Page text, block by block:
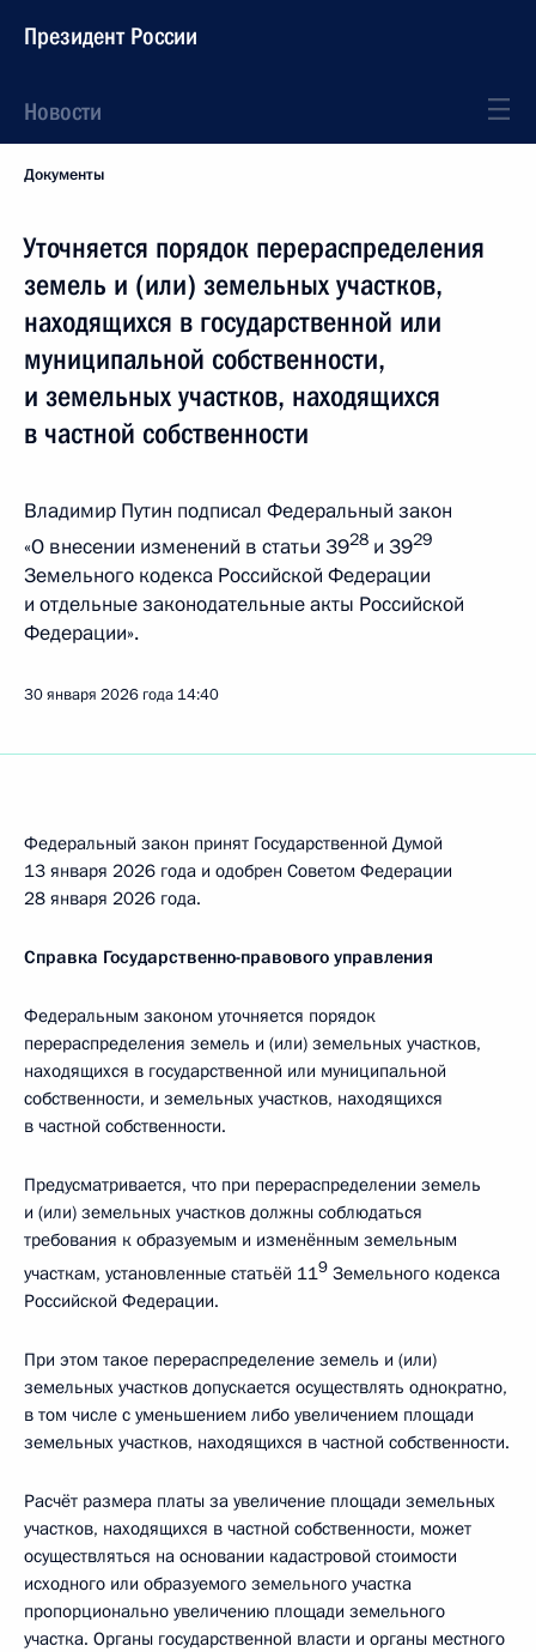
Президент России
Новости
Документы
Уточняется порядок перераспределения
земель и (или) земельных участков,
находящихся в государственной или
муниципальной собственности,
и земельных участков, находящихся
в частной собственности
Владимир Путин подписал Федеральный закон
«О внесении изменений в статьи 3928 и 3929
Земельного кодекса Российской Федерации
и отдельные законодательные акты Российской
Федерации».
30 января 2026 года 14:40
Федеральный закон принят Государственной Думой
13 января 2026 года и одобрен Советом Федерации
28 января 2026 года.
Справка Государственно-правового управления
Федеральным законом уточняется порядок
перераспределения земель и (или) земельных участков,
находящихся в государственной или муниципальной
собственности, и земельных участков, находящихся
в частной собственности.
Предусматривается, что при перераспределении земель
и (или) земельных участков должны соблюдаться
требования к образуемым и изменённым земельным
участкам, установленные статьёй 119 Земельного кодекса
Российской Федерации.
При этом такое перераспределение земель и (или)
земельных участков допускается осуществлять однократно,
в том числе с уменьшением либо увеличением площади
земельных участков, находящихся в частной собственности.
Расчёт размера платы за увеличение площади земельных
участков, находящихся в частной собственности, может
осуществляться на основании кадастровой стоимости
исходного или образуемого земельного участка
пропорционально увеличению площади земельного
участка. Органы государственной власти и органы местного